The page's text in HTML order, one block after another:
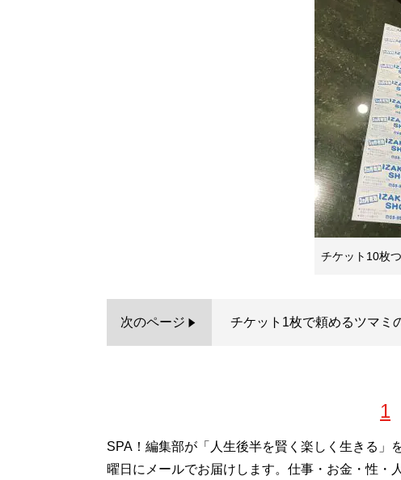
チケット10枚
次のページ チケット1枚で頼めるツマミ
1
SPA！編集部が「人生後半を賢く楽しく生きる」
曜日にメールでお届けします。仕事・お金・性